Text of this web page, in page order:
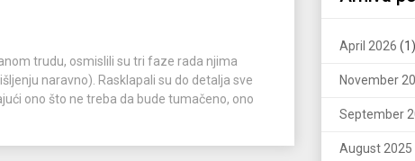
trudu, osmislili su tri faze rada njima
naravno). Rasklapali su do detalja sve
ono što ne treba da bude tumačeno, ono
April 2026 (1)
November
September
August 2025